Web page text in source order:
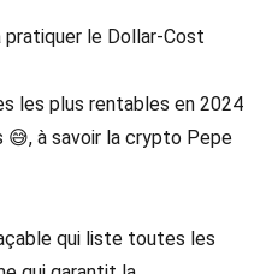
le Dollar-Cost
les plus rentables en 2024
à savoir la crypto Pepe
qui liste toutes les